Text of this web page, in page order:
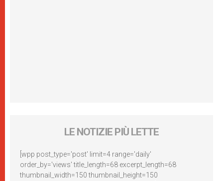
LE NOTIZIE PIÙ LETTE
[wpp post_type='post' limit=4 range='daily'
order_by='views' title_length=68 excerpt_length=68
thumbnail_width=150 thumbnail_height=150